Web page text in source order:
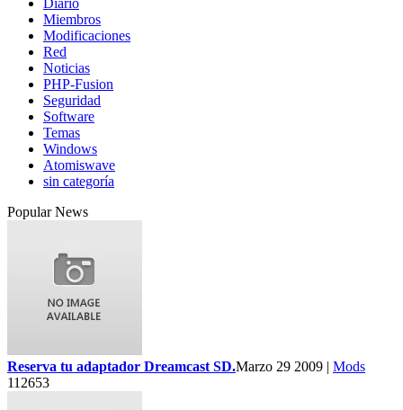
Miembros
Modificaciones
Red
Noticias
PHP-Fusion
Seguridad
Software
Temas
Windows
Atomiswave
sin categoría
Popular News
Reserva tu adaptador Dreamcast SD.Marzo 29 2009 | Mods
112653